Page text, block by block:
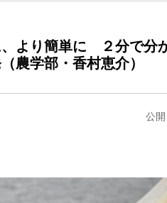
、より簡単に ２分で分
農学部・香村恵介）
公